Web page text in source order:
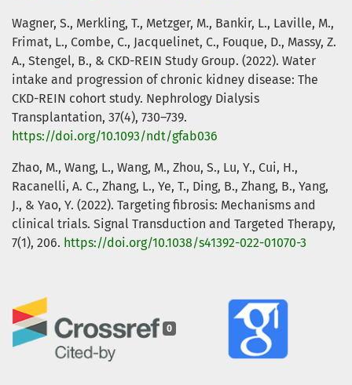
0
Wagner, S., Merkling, T., Metzger, M., Bankir, L., Laville, M.,
Frimat, L., Combe, C., Jacquelinet, C., Fouque, D., Massy, Z.
A., Stengel, B., & CKD-REIN Study Group. (2022). Water
intake and progression of chronic kidney disease: The
CKD-REIN cohort study. Nephrology Dialysis
Transplantation, 37(4), 730–739.
https://doi.org/10.1093/ndt/gfab036
Zhao, M., Wang, L., Wang, M., Zhou, S., Lu, Y., Cui, H.,
Racanelli, A. C., Zhang, L., Ye, T., Ding, B., Zhang, B., Yang,
J., & Yao, Y. (2022). Targeting fibrosis: Mechanisms and
clinical trials. Signal Transduction and Targeted Therapy,
7(1), 206. https://doi.org/10.1038/s41392-022-01070-3